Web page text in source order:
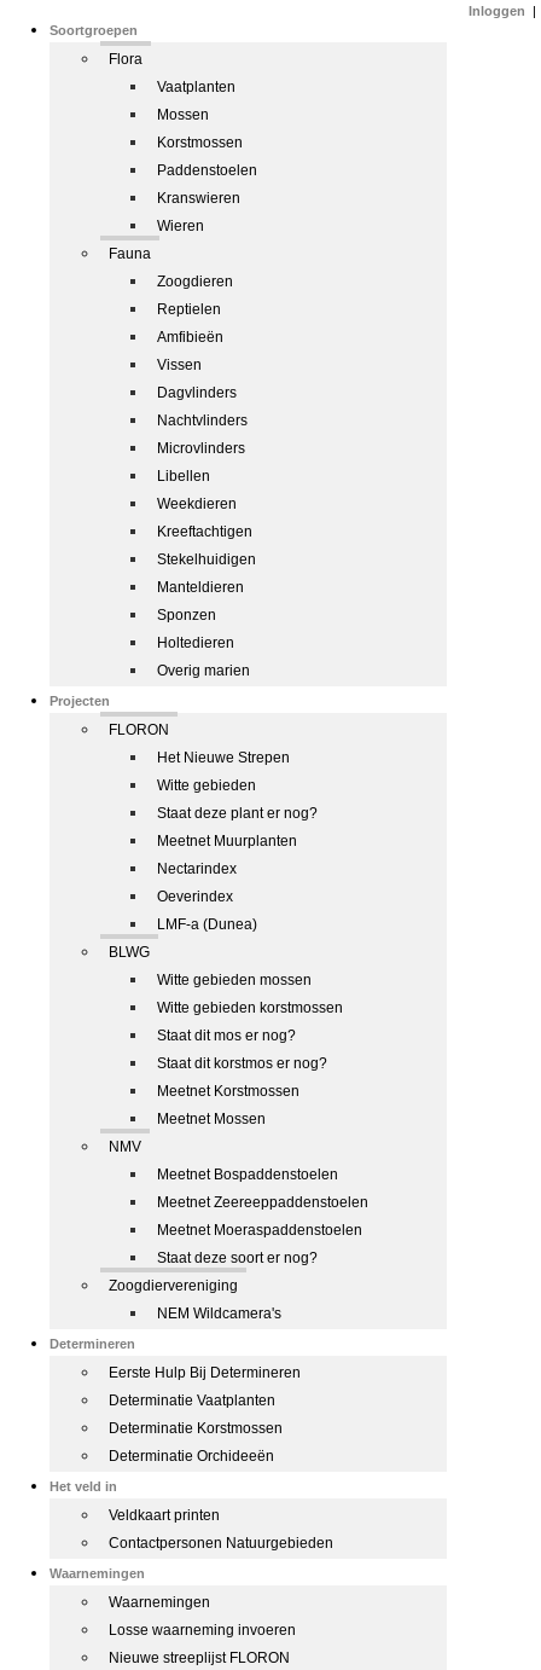
Soortgroepen
Flora
Vaatplanten
Mossen
Korstmossen
Paddenstoelen
Kranswieren
Wieren
Fauna
Zoogdieren
Reptielen
Amfibieën
Vissen
Dagvlinders
Nachtvlinders
Microvlinders
Libellen
Weekdieren
Kreeftachtigen
Stekelhuidigen
Manteldieren
Sponzen
Holtedieren
Overig marien
Projecten
FLORON
Het Nieuwe Strepen
Witte gebieden
Staat deze plant er nog?
Meetnet Muurplanten
Nectarindex
Oeverindex
LMF-a (Dunea)
BLWG
Witte gebieden mossen
Witte gebieden korstmossen
Staat dit mos er nog?
Staat dit korstmos er nog?
Meetnet Korstmossen
Meetnet Mossen
NMV
Meetnet Bospaddenstoelen
Meetnet Zeereeppaddenstoelen
Meetnet Moeraspaddenstoelen
Staat deze soort er nog?
Zoogdiervereniging
NEM Wildcamera's
Determineren
Eerste Hulp Bij Determineren
Determinatie Vaatplanten
Determinatie Korstmossen
Determinatie Orchideeën
Het veld in
Veldkaart printen
Contactpersonen Natuurgebieden
Waarnemingen
Waarnemingen
Losse waarneming invoeren
Nieuwe streeplijst FLORON
Inloggen |